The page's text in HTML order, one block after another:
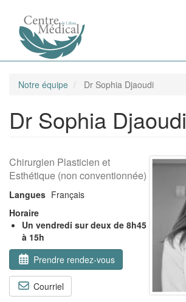
contenu
Notre équipe Dr Sophia Djaoudi
Dr Sophia Djaoudi
Chirurgien Plasticien et
Esthétique (non conventionnée)
Langues Français
Horaire
Un vendredi sur deux de 8h45
à 15h
Prendre rendez-vous
Courriel